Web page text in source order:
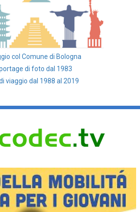
col Comune di Bologna
di foto dal 1983
viaggio dal 1988 al 2019